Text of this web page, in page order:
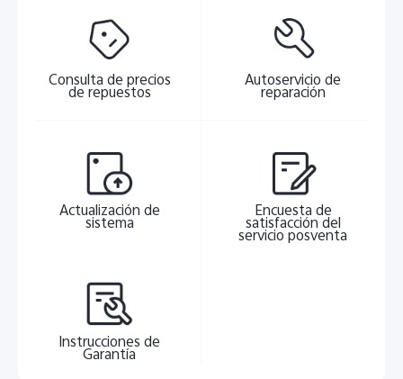
Consulta de precios
de repuestos
Autoservicio de
reparación
Actualización de
sistema
Encuesta de
satisfacción del
servicio posventa
Instrucciones de
Garantía